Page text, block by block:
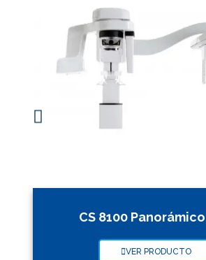
CS 8100
VER PRODUCTO